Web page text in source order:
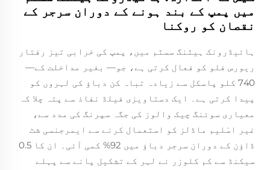
میں پمپ کے بند ہونے کے دوران سرجر کے
نقصان کو روکنا
ہائیڈرونک ہیٹنگ سسٹم میں، پمپ کی خرابی تیز رفتار
ریورس فلو کو فعال کرتی ہے، جو— بغیر مداخلت کے—
740 کلو پاسکل سے زیادہ تباہ کن دباؤ کی لہروں کو
پیدا کرتی ہے۔ ایک دستاویزی فیلڈ نفاذ سے پتہ چلا کہ
معیاری سوئنگ چیک والوز کی جگہ سپرنگ کی مدد سے،
غیر اسْلیم ماڈلز کو استعمال کرنے سے ایمرجنسی شٹ
ڈاؤن کے دوران سرجر دباؤ میں 92% کمی آئی۔ ان کا 0.5
سیکنڈ سے کم کلوزر نے لہر کے تشکیل پانے سے پہلے